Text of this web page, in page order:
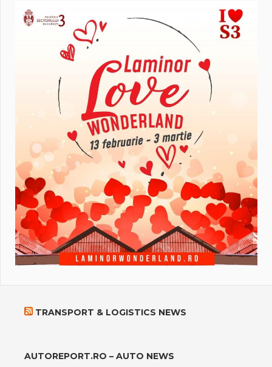
TRANSPORT & LOGISTICS NEWS
AUTOREPORT.RO – AUTO NEWS